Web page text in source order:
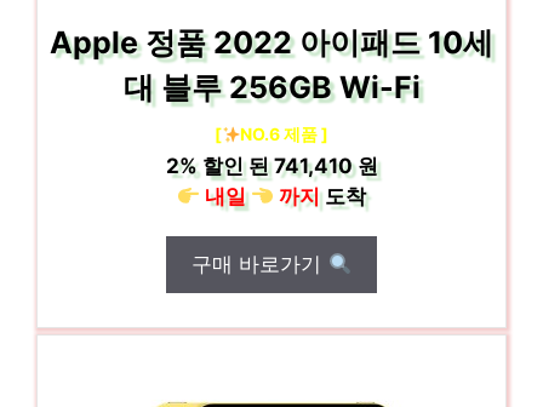
Apple 정품 2022 아이패드 10세
대 블루 256GB Wi-Fi
[ NO.6 제품 ]
2%할인 된741,410 원
내일
까지도착
구매 바로가기